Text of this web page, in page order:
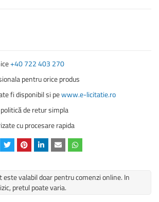
+40 722 403 270
pentru orice produs
fi disponibil si pewww.e-licitatie.ro
de retur simpla
cu procesare rapida
este valabil doar pentru comenzi online. In
pretul poate varia.